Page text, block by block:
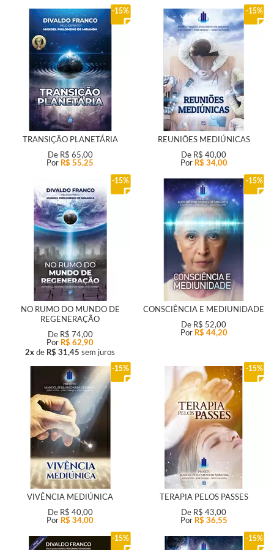
15%
TRANSIÇÃO PLANETÁRIA
De R$ 65,00
Por R$ 55,25
15%
REUNIÕES MEDIÚNICAS
De R$ 40,00
Por R$ 34,00
15%
NO RUMO DO MUNDO DE
REGENERAÇÃO
De R$ 74,00
Por R$ 62,90
2xde R$ 31,45 sem juros
15%
CONSCIÊNCIA E MEDIUNIDADE
De R$ 52,00
Por R$ 44,20
15%
VIVÊNCIA MEDIÚNICA
De R$ 40,00
Por R$ 34,00
15%
TERAPIA PELOS PASSES
De R$ 43,00
Por R$ 36,55
15% 15%